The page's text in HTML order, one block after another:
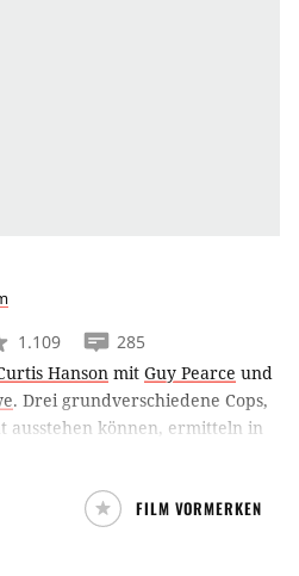
1.109
285
Hanson mit Guy Pearce und
. Drei grundverschiedene Cops,
ausstehen können, ermitteln in
sie die Spur des Pornoring-
Patchett auf.FILM VORMERKEN